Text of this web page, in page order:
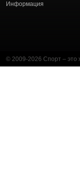
Информация
© 2009-2026 Спорт – это